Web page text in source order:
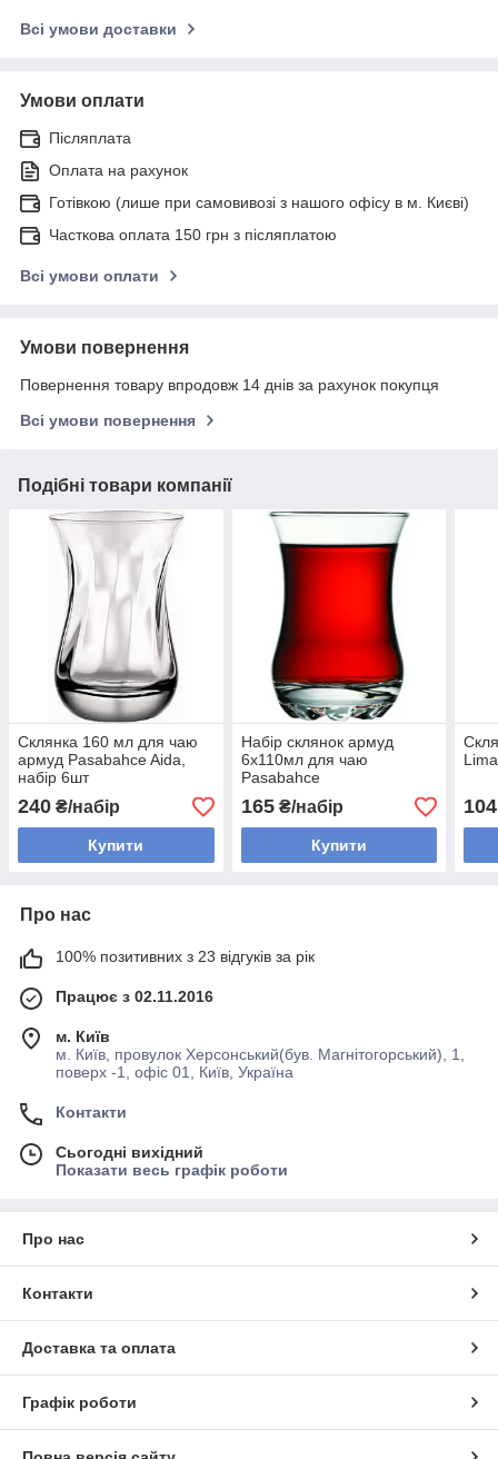
Всі умови доставки
Умови оплати
Післяплата
Оплата на рахунок
Готівкою (лише при самовивозі з нашого офісу в м. Києві)
Часткова оплата 150 грн з післяплатою
Всі умови оплати
Умови повернення
Повернення товару впродовж 14 днів за рахунок покупця
Всі умови повернення
Подібні товари компанії
Склянка 160 мл для чаю
армуд Pasabahce Aida,
набір 6шт
240 ₴/набір
Купити
Набір склянок армуд
6х110мл для чаю
Pasabahce
165₴/набір
Купити
104
Про нас
100% позитивних з 23 відгуків за рік
Працює з 02.11.2016
м. Київ
м. Київ, провулок Херсонський(був. Магнітогорський), 1,
поверх -1, офіс 01, Київ, Україна
Контакти
Сьогодні вихідний
Показати весь графік роботи
Про нас
Контакти
Доставка та оплата
Графік роботи